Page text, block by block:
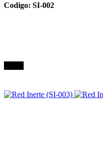
Codigo: SI-002